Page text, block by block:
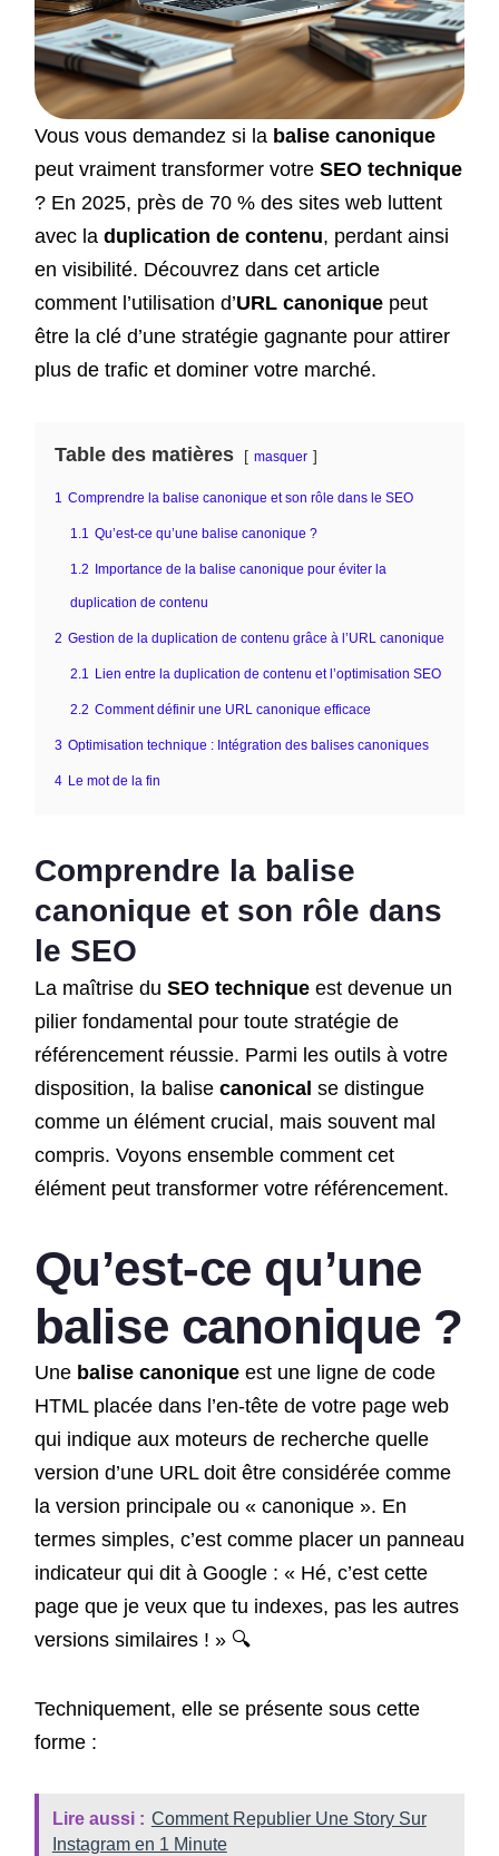
Vous vous demandez si la balise canonique
peut vraiment transformer votre SEO technique
? En 2025, près de 70 % des sites web luttent
avec la duplication de contenu, perdant ainsi
en visibilité. Découvrez dans cet article
comment l’utilisation d’URL canoniquepeut
être la clé d’une stratégie gagnante pour attirer
plus de trafic et dominer votre marché.
Table des matières masquer
1 Comprendre la balise canonique et son rôle dans le SEO
1.1 Qu’est-ce qu’une balise canonique ?
1.2 Importance de la balise canonique pour éviter la
duplication de contenu
2 Gestion de la duplication de contenu grâce à l’URL canonique
2.1 Lien entre la duplication de contenu et l’optimisation SEO
2.2 Comment définir une URL canonique efficace
3 Optimisation technique : Intégration des balises canoniques
4 Le mot de la fin
Comprendre la balise
canonique et son rôle dans
le SEO
La maîtrise du SEO techniqueest devenue un
pilier fondamental pour toute stratégie de
référencement réussie. Parmi les outils à votre
disposition, la balise canonical se distingue
comme un élément crucial, mais souvent mal
compris. Voyons ensemble comment cet
élément peut transformer votre référencement.
Qu’est-ce qu’une
balise canonique ?
Une balise canoniqueest une ligne de code
HTML placée dans l’en-tête de votre page web
qui indique aux moteurs de recherche quelle
version d’une URL doit être considérée comme
la version principale ou « canonique ». En
termes simples, c’est comme placer un panneau
indicateur qui dit à Google : « Hé, c’est cette
page que je veux que tu indexes, pas les autres
versions similaires ! » 🔍
Techniquement, elle se présente sous cette
forme :
Lire aussi : Comment Republier Une Story Sur
Instagram en 1 Minute